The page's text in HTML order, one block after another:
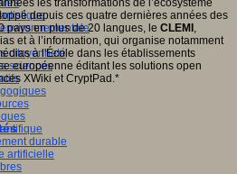
citoyenneté
sciences
durable
artificielle
les transformations de l’écosystème
depuis ces quatre dernières années des
pays en plus de 20 langues, le CLEMI ,
et à l’information, qui organise notamment
à l'École dans les établissements
européenne éditant les solutions open
XWiki et CryptPad.*